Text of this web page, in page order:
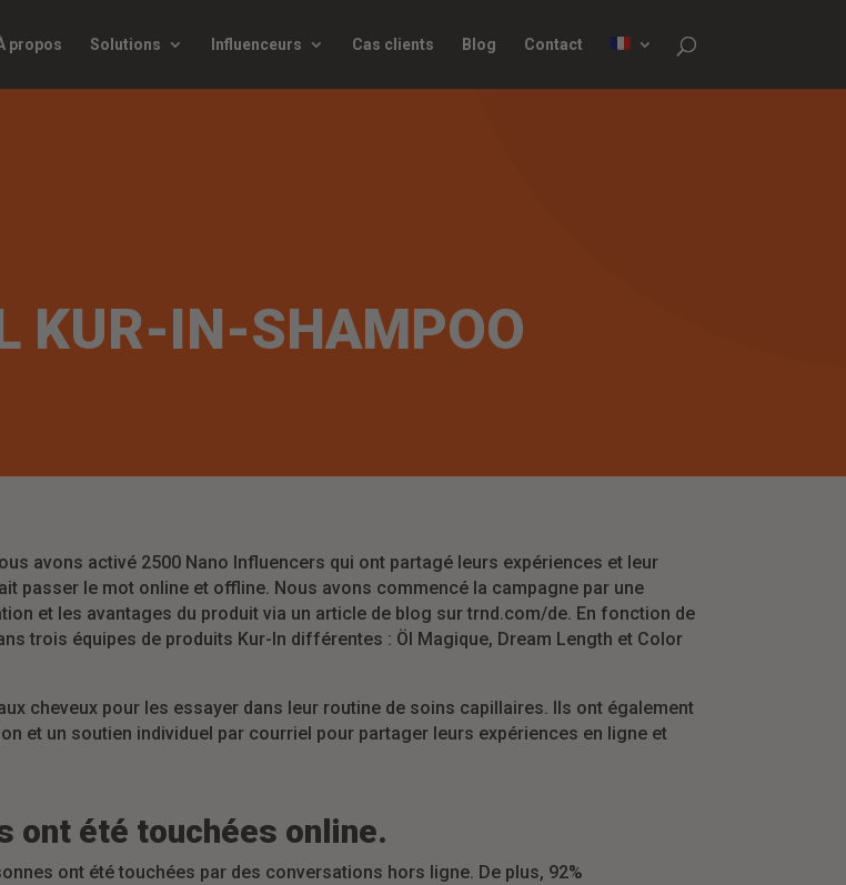
propos Solutions Influenceurs Cas clients Blog Contact
KUR-IN-SHAMPOO
avons activé 2500 Nano Influencers qui ont partagé leurs expériences et leur
passer le mot online et offline. Nous avons commencé la campagne par une
et les avantages du produit via un article de blog sur trnd.com/de. En fonction de
trois équipes de produits Kur-In différentes : Öl Magique, Dream Length et Color
cheveux pour les essayer dans leur routine de soins capillaires. Ils ont également
et un soutien individuel par courriel pour partager leurs expériences en ligne et
ont été touchées online.
ont été touchées par des conversations hors ligne. De plus, 92%